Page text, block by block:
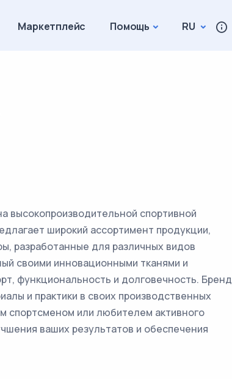
Маркетплейс Помощь RU
спортивной
широкий ассортимент продукции,
разработанные для различных видов
своими инновационными тканями и
функциональность и долговечность. Бренд
и практики в своих производственных
спортсменом или любителем активного
ваших результатов и обеспечения